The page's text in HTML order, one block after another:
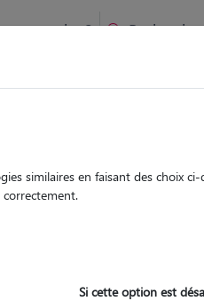
ça marche ? Recherche
chien et chat en famille ou à
Garde
similaires en faisant des choix
Si cette option est